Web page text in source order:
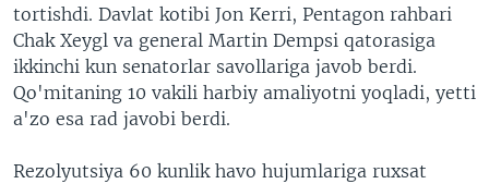
tortishdi. Davlat kotibi Jon Kerri, Pentagon rahbari
Chak Xeygl va general Martin Dempsi qatorasiga
ikkinchi kun senatorlar savollariga javob berdi.
Qo'mitaning 10 vakili harbiy amaliyotni yoqladi, yetti
a'zo esa rad javobi berdi.
Rezolyutsiya 60 kunlik havo hujumlariga ruxsat